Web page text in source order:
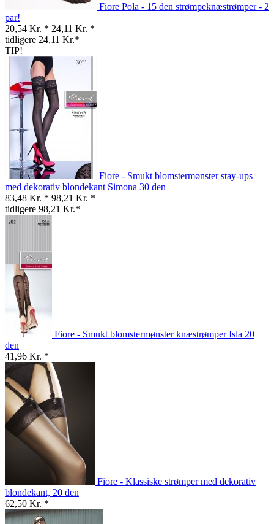
Fiore Pola - 15 den strømpeknæstrømper - 2
par!
20,54 Kr. * 24,11 Kr. *
tidligere 24,11 Kr.*
TIP!
Fiore - Smukt blomstermønster stay-ups
med dekorativ blondekant Simona 30 den
83,48 Kr. * 98,21 Kr. *
tidligere 98,21 Kr.*
Fiore - Smukt blomstermønster knæstrømper Isla 20
den
41,96 Kr. *
Fiore - Klassiske strømper med dekorativ
blondekant, 20 den
62,50 Kr. *